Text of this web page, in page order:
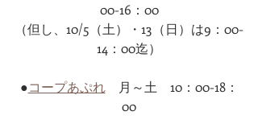
00-16：00
（但し、10/5（土）・13（日）は9：00-
14：00迄）
●コープあぷれ 月～土　10：00-18：
00